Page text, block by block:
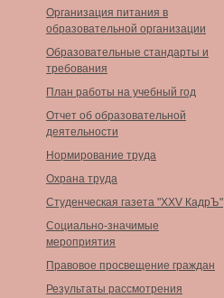
Организация питания в
образовательной организации
Образовательные стандарты и
требования
План работы на учебный год
Отчет об образовательной
деятельности
Нормирование труда
Охрана труда
Студенческая газета "XXV КадрЪ"
Социально-значимые
мероприятия
Правовое просвещение граждан
Результаты рассмотрения